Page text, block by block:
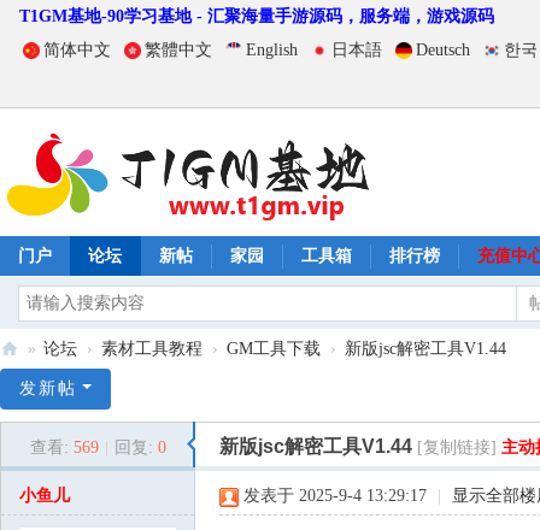
T1GM基地-90学习基地 - 汇聚海量手游源码，服务端，游戏源码
简体中文
繁體中文 English 日本語 Deutsch 한
门户 论坛 新帖 家园 工具箱 排行榜 充值中
1
» 论坛 › 素材工具教程 › GM工具下载 › 新版jsc解密工具V1.44
发新帖
查看: 569 回复: 0 新版jsc解密工具V1.44 [复制链接] 主动
小鱼儿 发表于 2025-9-4 13:29:17 显示全部楼